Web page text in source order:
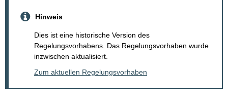
Hinweis
Dies ist eine historische Version des
Regelungsvorhabens. Das Regelungsvorhaben wurde
inzwischen aktualisiert.
Zum aktuellen Regelungsvorhaben